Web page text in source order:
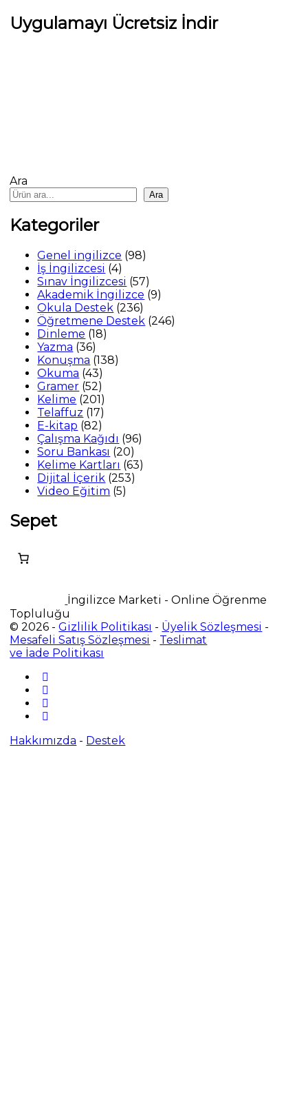
Uygulamayı Ücretsiz İndir
Ara
Ara
Kategoriler
Genel ingilizce 9898
İş İngilizcesi 44
ürün
Sınav İngilizcesi 5757
ürün
Akademik İngilizce 99
Okula Destek 236236
ürün
Öğretmene Destek 246246
Dinleme 1818
Yazma 3636
ürün
Konuşma 138138
Okuma 4343
ürün
Gramer 5252
ürün
Kelime 201 201
ürün
Telaffuz 1717
ürün
E-kitap 8282
ürün
Çalışma Kağıdı 9696
Soru Bankası 2020
ürün
Kelime Kartları 6363
Dijital İçerik 253253
Video Eğitim 55
Sepet
İngilizce Marketi - Online Öğrenme
Topluluğu
© 2026 -Gizlilik Politikası - Üyelik Sözleşmesi -
Mesafeli Satış Sözleşmesi - Teslimat
ve İade Politikası
Hakkımızda - Destek